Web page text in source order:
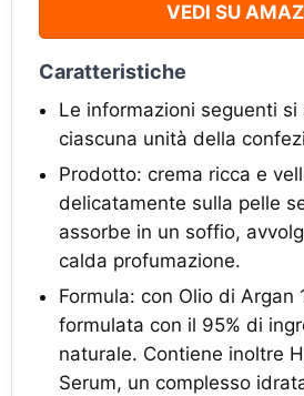
VEDI SU
Caratteristiche
Le informazioni seguenti si
ciascuna unità della
Prodotto: crema ricca e
delicatamente sulla pelle
assorbe in un soffio,
calda profumazione.
Formula: con Olio di Argan
formulata con il 95% di
naturale. Contiene inoltre
Serum, un complesso